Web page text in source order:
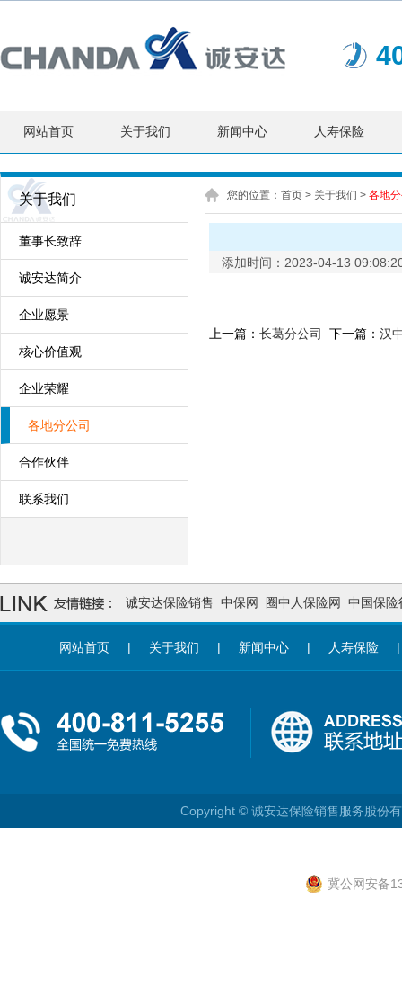
网站首页 关于我们 新闻中心 人寿保险
关于我们
董事长致辞
诚安达简介
企业愿景
核心价值观
企业荣耀
各地分公司
合作伙伴
联系我们
您的位置： 首页 > 关于我们 > 各地
添加时间：2023-04-13
上一篇： 长葛分公司 下一篇： 汉
诚安达保险销售 中保网 圈中人保险网 中国保险
网站首页 | 关于我们 | 新闻中心 | 人寿保险
Copyright © 诚安达保险销售服务股
冀公网安备